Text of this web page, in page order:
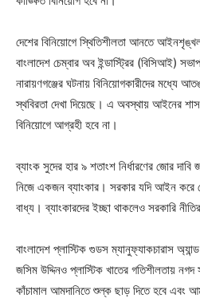
দেশের বিনিয়োগে স্থিতিশীলতা আনতে
বাংলাদেশ চেম্বার অব ইন্ডাস্ট্রির (বিসিআই)
নারায়ণগঞ্জের ঘটনায় বিনিয়োগকারীদের মধ্যে
স্থবিরতা দেখা দিয়েছে। এ অবস্থায় আইনের
বিনিয়োগে আগ্রহী হবে না।
ব্যাংক সুদের হার ৯ শতাংশ নির্ধারণের জোর
নিজে একজন ব্যাংকার। সরকার যদি আইন করে
বাধ্য। ব্যাংকারদের ইচ্ছা থাকলেও সরকারি
বাংলাদেশ প্লাস্টিক গুডস ম্যানুফ্যাকচারাস
জসিম উদ্দিনও প্লাস্টিক খাতের গতিশীলতায় নগদ
কাঁচামাল আমদানিতে শুল্ক ছাড় দিতে হবে এবং